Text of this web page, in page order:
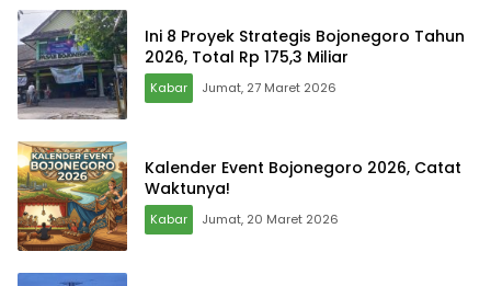
Ini 8 Proyek Strategis Bojonegoro Tahun
2026, Total Rp 175,3 Miliar
Kabar Jumat, 27 Maret 2026
Kalender Event Bojonegoro 2026, Catat
Waktunya!
Kabar Jumat, 20 Maret 2026